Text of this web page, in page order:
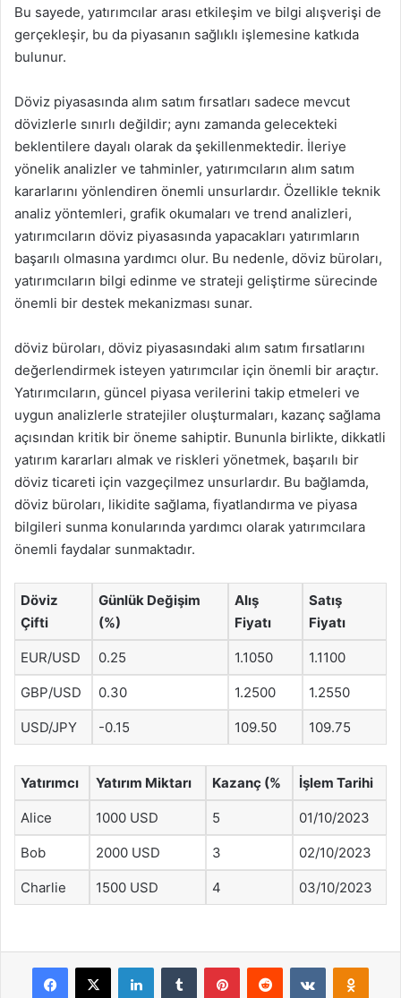
Bu sayede, yatırımcılar arası etkileşim ve bilgi alışverişi de
gerçekleşir, bu da piyasanın sağlıklı işlemesine katkıda
bulunur.
Döviz piyasasında alım satım fırsatları sadece mevcut
dövizlerle sınırlı değildir; aynı zamanda gelecekteki
beklentilere dayalı olarak da şekillenmektedir. İleriye
yönelik analizler ve tahminler, yatırımcıların alım satım
kararlarını yönlendiren önemli unsurlardır. Özellikle teknik
analiz yöntemleri, grafik okumaları ve trend analizleri,
yatırımcıların döviz piyasasında yapacakları yatırımların
başarılı olmasına yardımcı olur. Bu nedenle, döviz büroları,
yatırımcıların bilgi edinme ve strateji geliştirme sürecinde
önemli bir destek mekanizması sunar.
döviz büroları, döviz piyasasındaki alım satım fırsatlarını
değerlendirmek isteyen yatırımcılar için önemli bir araçtır.
Yatırımcıların, güncel piyasa verilerini takip etmeleri ve
uygun analizlerle stratejiler oluşturmaları, kazanç sağlama
açısından kritik bir öneme sahiptir. Bununla birlikte, dikkatli
yatırım kararları almak ve riskleri yönetmek, başarılı bir
döviz ticareti için vazgeçilmez unsurlardır. Bu bağlamda,
döviz büroları, likidite sağlama, fiyatlandırma ve piyasa
bilgileri sunma konularında yardımcı olarak yatırımcılara
önemli faydalar sunmaktadır.
Döviz
Çifti
Günlük Değişim
(%)
Alış
Fiyatı
Satış
Fiyatı
EUR/USD 0.25 1.1050 1.1100
GBP/USD 0.30 1.2500 1.2550
USD/JPY -0.15 109.50 109.75
Yatırımcı Yatırım Miktarı Kazanç (% İşlem Tarihi
Alice 1000 USD 5 01/10/2023
Bob 2000 USD 3 02/10/2023
Charlie 1500 USD 4 03/10/2023
Facebook
X LinkedInTumblr PinterestReddit VKontakte